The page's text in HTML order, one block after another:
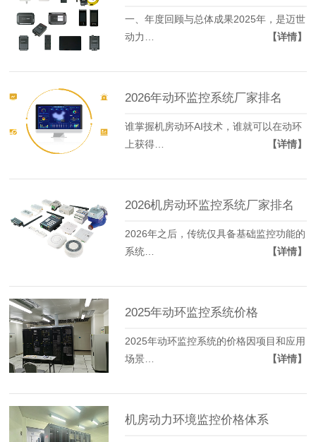
一、年度回顾与总体成果2025年，是迈世
动力…
【详情】
2026年动环监控系统厂家排名
谁掌握机房动环AI技术，谁就可以在动环
上获得…
【详情】
2026机房动环监控系统厂家排名
2026年之后，传统仅具备基础监控功能的
系统…
【详情】
2025年动环监控系统价格
2025年动环监控系统的价格因项目和应用
场景…
【详情】
机房动力环境监控价格体系